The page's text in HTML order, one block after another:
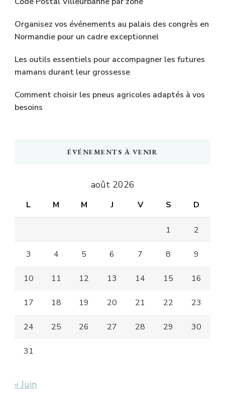
Organisez vos événements au palais des congrès en
Normandie pour un cadre exceptionnel
Les outils essentiels pour accompagner les futures
mamans durant leur grossesse
Comment choisir les pneus agricoles adaptés à vos
besoins
ÉVÉNEMENTS À VENIR
août 2026
L M M J V S D
1 2
3 4 5 6 7 8 9
10 11 12 13 14 15 16
17 18 19 20 21 22 23
24 25 26 27 28 29 30
31
« Juin